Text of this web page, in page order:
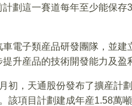
劃這一賽道每年至少能保存
電子類産品研發團隊，並建
升産品的技術開發能力及盈
初，天通股份發布了擴産計
該項目計劃建成年産1.58萬